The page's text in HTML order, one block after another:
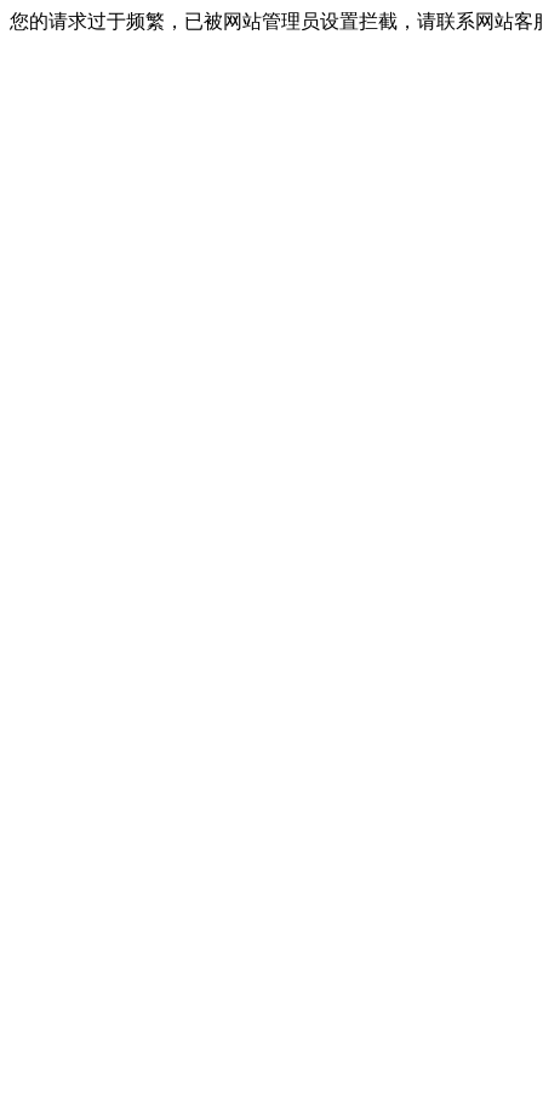
您的请求过于频繁，已被网站管理员设置拦截，请联系网站客